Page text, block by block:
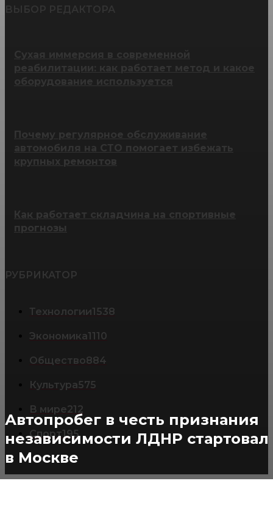
Автопробег в честь признания
независимости ЛДНР стартовал
в Москве
Почему регулярное обслуживание
автомобиля на СТО помогает избежать
крупных ремонтов
Как работает складчина на спортивные
прогнозы
РУБРИКАТОР
Технологии1538
Экономика1110
Общество884
Культура575
В мире212
Спорт195